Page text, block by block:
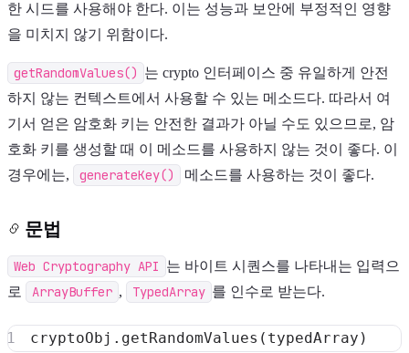
한 시드를 사용해야 한다. 이는 성능과 보안에 부정적인 영향
을 미치지 않기 위함이다.
getRandomValues() 는 crypto 인터페이스 중 유일하게 안전
하지 않는 컨텍스트에서 사용할 수 있는 메소드다. 따라서 여
기서 얻은 암호화 키는 안전한 결과가 아닐 수도 있으므로, 암
호화 키를 생성할 때 이 메소드를 사용하지 않는 것이 좋다. 이
경우에는,
generateKey() 메소드를 사용하는 것이 좋다.
문법
Web Cryptography API 는 바이트 시퀀스를 나타내는 입력으
로
ArrayBuffer , TypedArray 를 인수로 받는다.
cryptoObj . getRandomValues ( typedArray )